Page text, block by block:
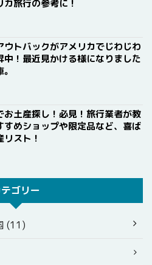
旅行の参考に！
ウトバックがアメリカでじわじわ
中！最近見かける様になりました
お土産探し！必見！旅行業者が教
すめショップや限定品など、喜ば
スト！
ゴリー
(11)